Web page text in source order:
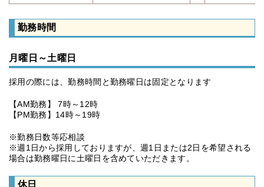
勤務時間
月曜日～土曜日
採用の際には、勤務時間と勤務曜日は固定となります
【AM勤務】 7時～12時
【PM勤務】14時～19時
※勤務日数等応相談
※週1日から採用しておりますが、週1日または2日を希望される
場合は勤務曜日に土曜日を含めていただきます。
休日